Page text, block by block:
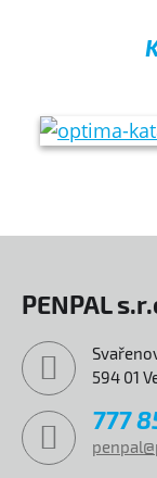
PENPAL
594 01
777